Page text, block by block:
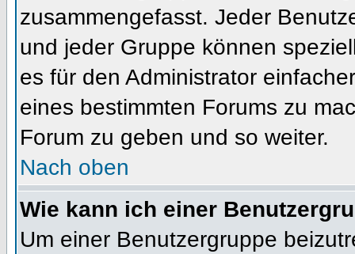
zusammengefasst. Jeder
und jeder Gruppe können
es für den Administrator
eines bestimmten Forums zu
Forum zu geben und so weiter.
Nach oben
Wie kann ich einer
Um einer Benutzergruppe